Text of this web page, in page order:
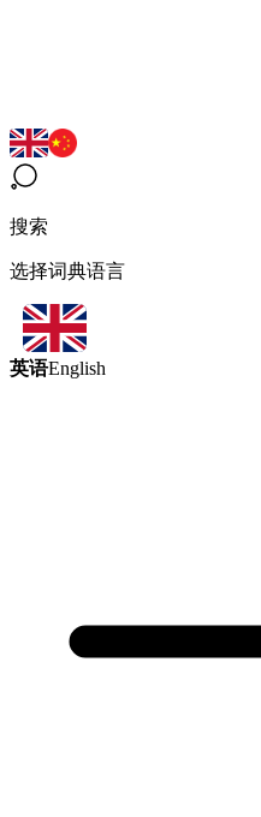
搜索
选择词典语言
英语English